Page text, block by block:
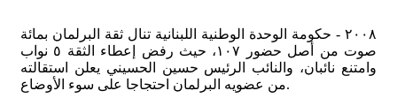
٢٠٠٨ - حكومة الوحدة الوطنية اللبنانية تنال ثقة البرلمان بمائة
صوت من أصل حضور ١٠٧، حيث رفض إعطاء الثقة ٥ نواب
وامتنع نائبان، والنائب الرئيس حسين الحسيني يعلن استقالته
من عضويه البرلمان احتجاجا على سوء الأوضاع.